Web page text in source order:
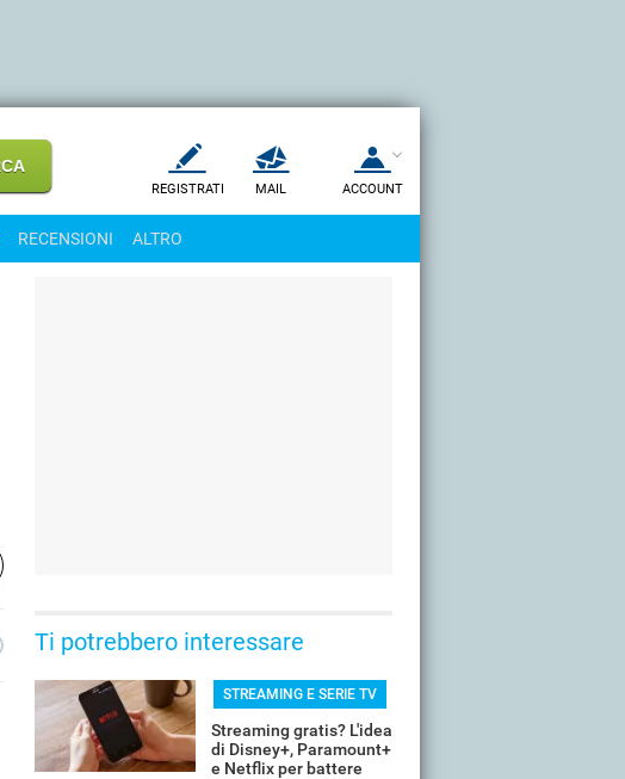
REGISTRATI MAIL ACCOUNT
RECENSIONI ALTRO
Ti potrebbero interessare
STREAMING E SERIE TV
Streaming gratis? L'idea
di Disney+, Paramount+
e Netflix per battere